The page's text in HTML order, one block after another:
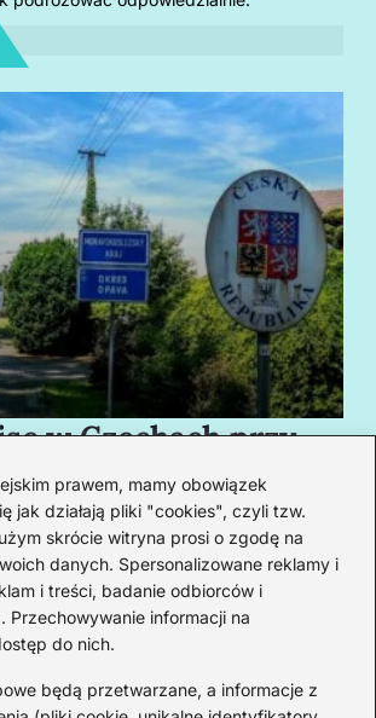
prawem, mamy obowiązek
jak działają pliki "cookies", czyli tzw.
skrócie witryna prosi o zgodę na
danych. Spersonalizowane reklamy i
i treści, badanie odbiorców i
Przechowywanie informacji na
do nich.
będą przetwarzane, a informacje z
w Czechach przy
cię oczarują
by poznawać świat z bliska – nie tylko
ale przede wszystkim ludzi,